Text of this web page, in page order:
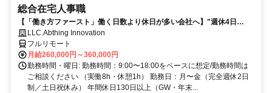
総合在宅人事職
【「働き方ファースト」働く日数より休日が多い会社へ】"週休4日
制"の実現に向けて、6月より"週休3日制"を開始しました。
LLC.Abthing Innovation
フルリモート
月給260,000円～360,000円
勤務時間・曜日: 勤務時間：9:00〜18:00をベースに想定/勤務時間は
ご相談ください （実働8h・休憩1h） 勤務日：月〜金（完全週休2日
制／土日祝休み） 年間休日130日以上（GW・年末...